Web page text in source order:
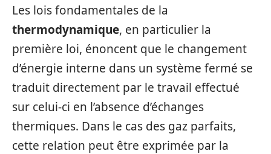
Les lois fondamentales de la
thermodynamique, en particulier la
première loi, énoncent que le changement
d’énergie interne dans un système fermé se
traduit directement par le travail effectué
sur celui-ci en l’absence d’échanges
thermiques. Dans le cas des gaz parfaits,
cette relation peut être exprimée par la